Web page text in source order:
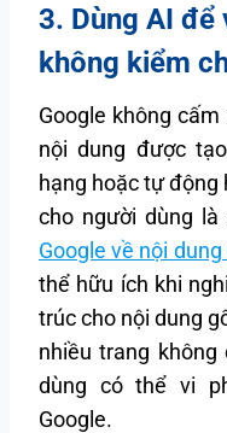
3. Dùng AI để
không kiểm
Google không
nội dung được
hạng hoặc tự động
cho người dùng
Google về nội
thể hữu ích khi
trúc cho nội dung
nhiều trang
dùng có thể vi
Google.